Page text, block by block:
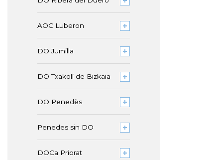
AOC Luberon
DO Jumilla
DO Txakolí de Bizkaia
DO Penedès
Penedes sin DO
DOCa Priorat